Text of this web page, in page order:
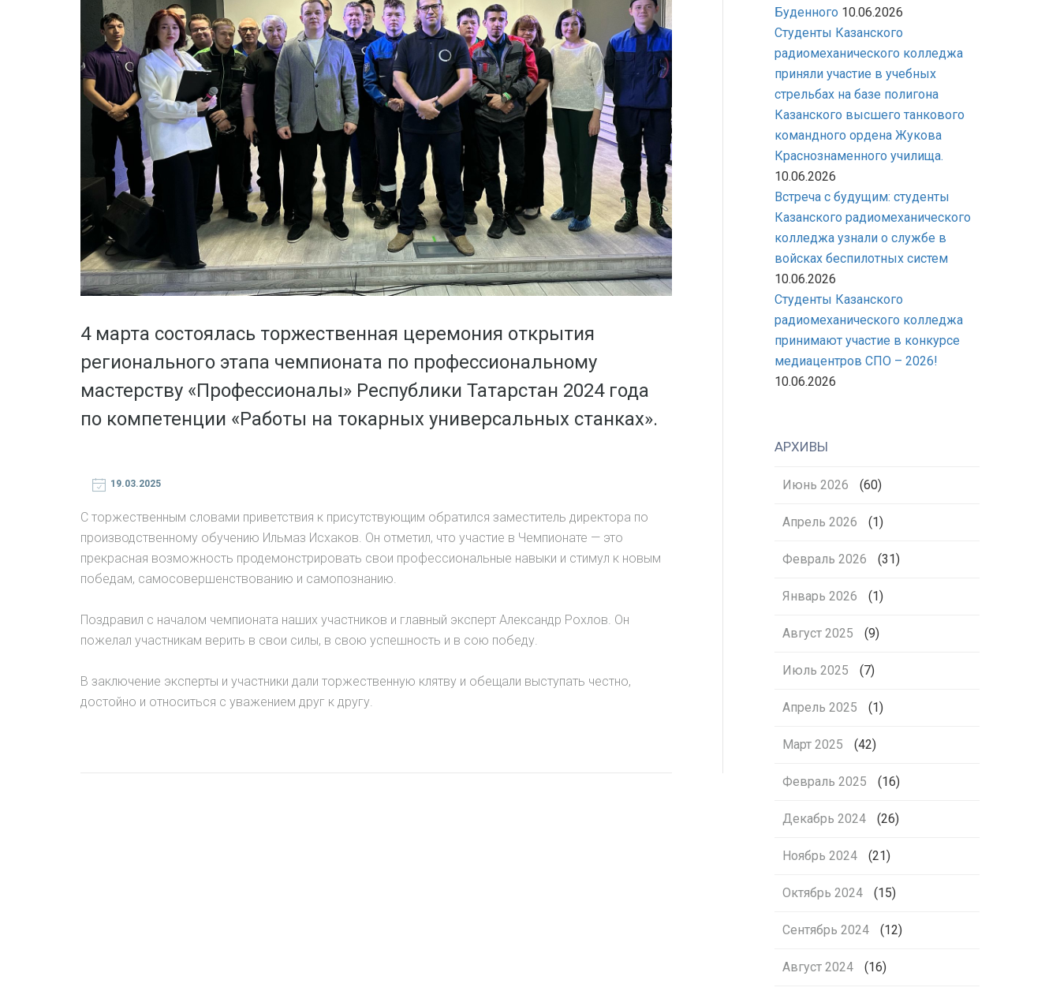
4 марта состоялась торжественная церемония открытия
регионального этапа чемпионата по профессиональному
мастерству «Профессионалы» Республики Татарстан 2024 года
по компетенции «Работы на токарных универсальных станках».
19.03.2025
С торжественным словами приветствия к присутствующим обратился заместитель директора по
производственному обучению Ильмаз Исхаков. Он отметил, что участие в Чемпионате — это
прекрасная возможность продемонстрировать свои профессиональные навыки и стимул к новым
победам, самосовершенствованию и самопознанию.
Поздравил с началом чемпионата наших участников и главный эксперт Александр Рохлов. Он
пожелал участникам верить в свои силы, в свою успешность и в сою победу.
В заключение эксперты и участники дали торжественную клятву и обещали выступать честно,
достойно и относиться с уважением друг к другу.
Буденного 10.06.2026
Студенты Казанского
радиомеханического колледжа
приняли участие в учебных
стрельбах на базе полигона
Казанского высшего танкового
командного ордена Жукова
Краснознаменного училища.
10.06.2026
Встреча с будущим: студенты
Казанского радиомеханического
колледжа узнали о службе в
войсках беспилотных систем
10.06.2026
Студенты Казанского
радиомеханического колледжа
принимают участие в конкурсе
медиацентров СПО – 2026!
10.06.2026
АРХИВЫ
Июнь 2026 (60)
Апрель 2026 (1)
Февраль 2026 (31)
Январь 2026 (1)
Август 2025 (9)
Июль 2025 (7)
Апрель 2025 (1)
Март 2025 (42)
Февраль 2025 (16)
Декабрь 2024 (26)
Ноябрь 2024 (21)
Октябрь 2024 (15)
Сентябрь 2024 (12)
Август 2024 (16)